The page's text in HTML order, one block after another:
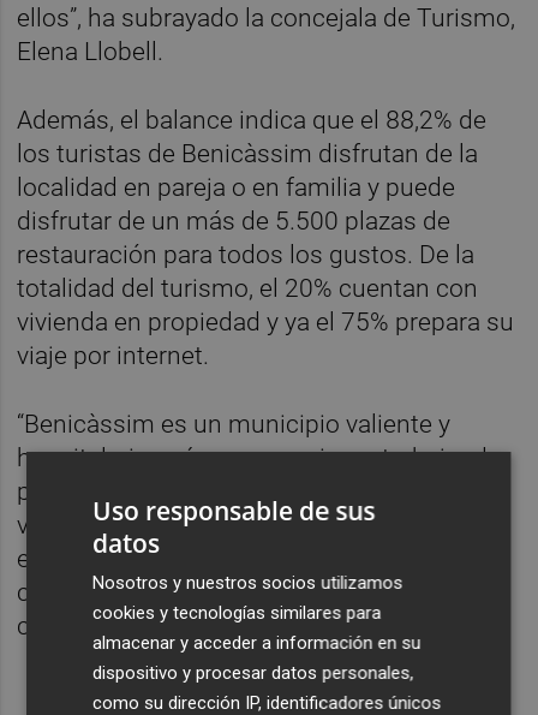
ellos”, ha subrayado la concejala de Turismo,
Elena Llobell.
Además, el balance indica que el 88,2% de
los turistas de Benicàssim disfrutan de la
localidad en pareja o en familia y puede
disfrutar de un más de 5.500 plazas de
restauración para todos los gustos. De la
totalidad del turismo, el 20% cuentan con
vivienda en propiedad y ya el 75% prepara su
viaje por internet.
“Benicàssim es un municipio valiente y
hospitalario, así pues, seguimos trabajando
para que cada uno de los más de 800 mil
viajeros que nos visitaron en 2022, queden
enamorados igual que nosotros de esta
ciudad, sus usos y costumbres, y se queden
con ganas de volver”, ha concluido Llobell.
Uso responsable de sus
datos
Nosotros y nuestros socios utilizamos
cookies y tecnologías similares para
almacenar y acceder a información en su
dispositivo y procesar datos personales,
como su dirección IP, identificadores únicos